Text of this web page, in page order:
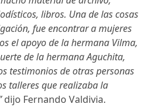
libros. Una de las cosas
fue encontrar a mujeres
el apoyo de la hermana Vilma,
de la hermana Aguchita,
testimonios de otras personas
talleres que realizaba la
dijo Fernando Valdivia.